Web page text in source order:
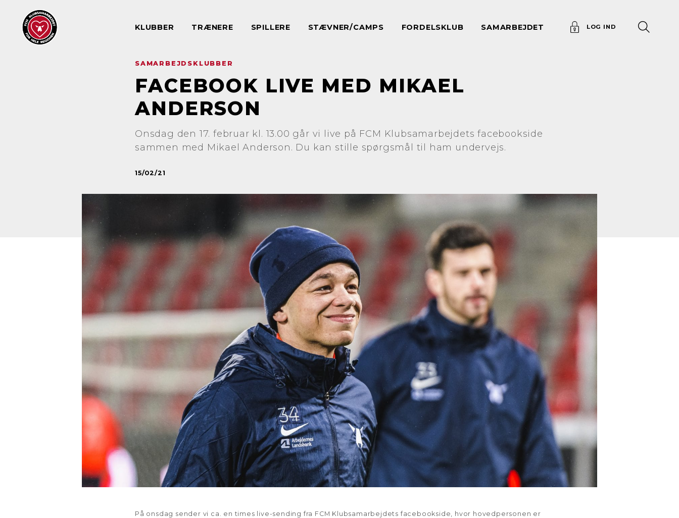
KLUBBER TRÆNERE SPILLERE STÆVNER/CAMPS FORDELSKLUB SAMARBEJDET LOG IND
SAMARBEJDSKLUBBER
FACEBOOK LIVE MED MIKAEL
ANDERSON
Onsdag den 17. februar kl. 13.00 går vi live på FCM Klubsamarbejdets facebookside
sammen med Mikael Anderson. Du kan stille spørgsmål til ham undervejs.
15/02/21
På onsdag sender vi ca. en times live-sending fra FCM Klubsamarbejdets facebookside, hvor hovedpersonen er